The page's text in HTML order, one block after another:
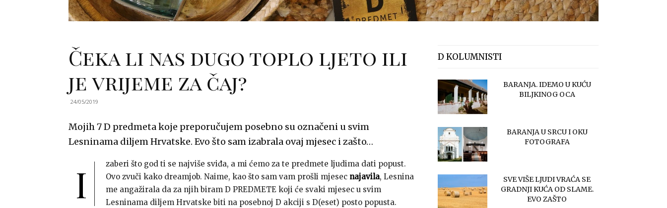
Čeka li nas dugo toplo ljeto ili
je vrijeme za čaj?
24/05/2019
Mojih 7 D predmeta koje preporučujem posebno su označeni u svim
Lesninama diljem Hrvatske. Evo što sam izabrala ovaj mjesec i zašto…
I
zaberi što god ti se najviše sviđa, a mi ćemo za te predmete ljudima dati popust.
Ovo zvuči kako dreamjob. Naime, kao što sam vam prošli mjesec najavila, Lesnina
me angažirala da za njih biram D PREDMETE koji će svaki mjesec u svim
Lesninama diljem Hrvatske biti na posebnoj D akciji s D(eset) posto popusta.
D KOLUMNISTI
BARANJA. IDEMO U KUĆU
BILJKINOG OCA
BARANJA U SRCU I OKU
FOTOGRAFA
SVE VIŠE LJUDI VRAĆA SE
GRADNJI KUĆA OD SLAME.
EVO ZAŠTO